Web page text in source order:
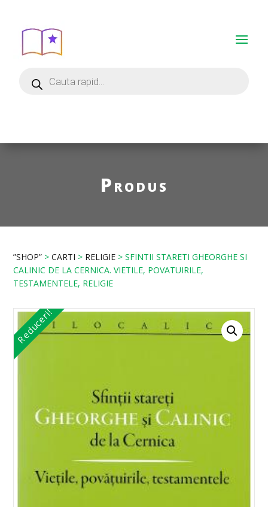
Produs
”SHOP” >CARTI > RELIGIE > SFINTII STARETI GHEORGHE SI
CALINIC DE LA CERNICA. VIETILE, POVATUIRILE,
TESTAMENTELE, RELIGIE
Reduceri!